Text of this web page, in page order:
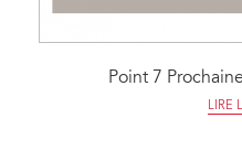
Point 7
LIRE